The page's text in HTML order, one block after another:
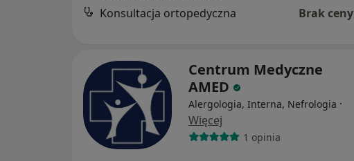
Konsultacja ortopedyczna Brak ceny
Centrum Medyczne
AMED
Alergologia, Interna, Nefrologia ·
Więcej
1 opinia